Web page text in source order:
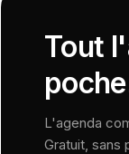
Tout
L'agenda
Gratuit, sans